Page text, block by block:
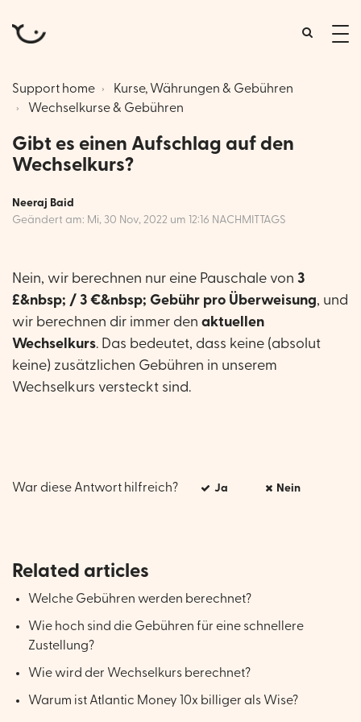
Support home
Kurse, Währungen & Gebühren
Wechselkurse & Gebühren
Gibt es einen Aufschlag auf den
Wechselkurs?
Neeraj Baid
Geändert am: Mi, 30 Nov, 2022 um 12:16 NACHMITTAGS
Nein, wir berechnen nur eine Pauschale von 3
£&nbsp; / 3 €&nbsp; Gebühr pro Überweisung, und
wir berechnen dir immer den aktuellen
Wechselkurs. Das bedeutet, dass keine (absolut
keine) zusätzlichen Gebühren in unserem
Wechselkurs versteckt sind.
War diese Antwort hilfreich? Ja Nein
Related articles
Welche Gebühren werden berechnet?
Wie hoch sind die Gebühren für eine schnellere
Zustellung?
Wie wird der Wechselkurs berechnet?
Warum ist Atlantic Money 10x billiger als Wise?